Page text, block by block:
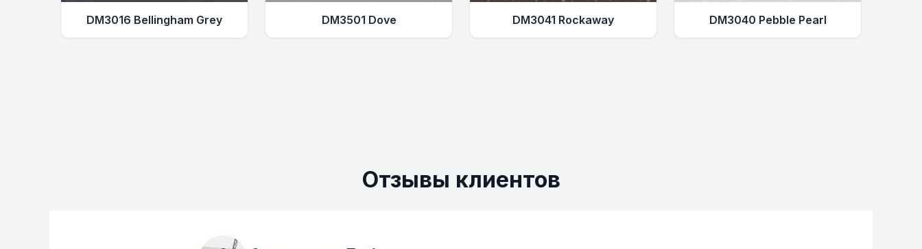
DM3016 Bellingham Grey DM3501 Dove DM3041 Rockaway DM3040 Pebble Pearl
Отзывы клиентов